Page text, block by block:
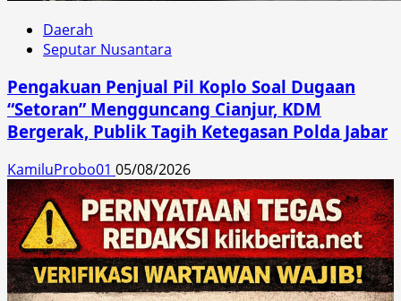
Daerah
Seputar Nusantara
Pengakuan Penjual Pil Koplo Soal Dugaan
“Setoran” Mengguncang Cianjur, KDM
Bergerak, Publik Tagih Ketegasan Polda Jabar
KamiluProbo01 05/08/2026